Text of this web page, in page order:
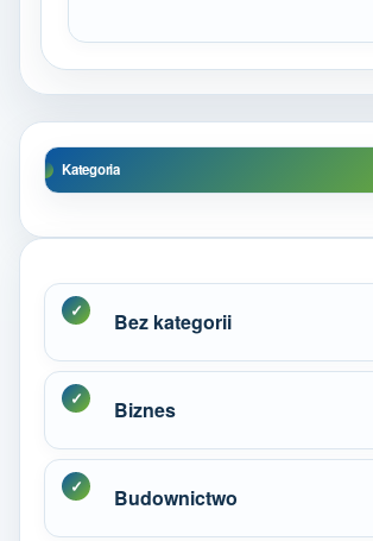
Kategoria
Bez kategorii
Biznes
Budownictwo